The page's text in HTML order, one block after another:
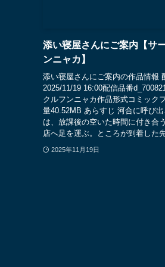
添い寝屋さんにご案内【サ
ンニャカ】
添い寝屋さんにご案内の作品情報
2025/11/19 16:00配信品番
クルフンニャカ作品形式コミック
量40.52MB あらすじ 河合に呼び
は、放課後の空いた時間に付き合
店へ足を運ぶ。ところが到着した
2025年11月19日